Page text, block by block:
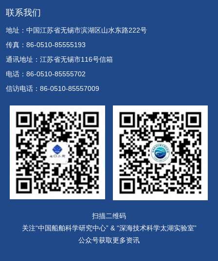
联系我们
地址：中国江苏省无锡市滨湖区山水东路222号
传真：86-0510-85555193
通讯地址：江苏省无锡市116号信箱
电话：86-0510-85555702
信访电话：86-0510-85557009
扫描二维码
关注“中国船舶科学研究中心” & “深海技术科学太湖实验室”
公众号获取更多资讯